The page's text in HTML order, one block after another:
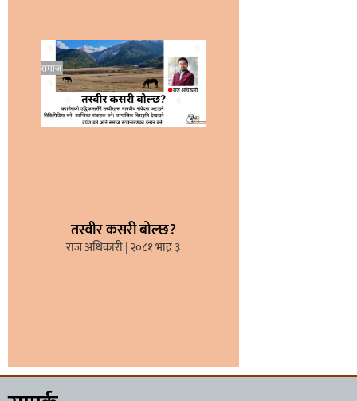
तस्वीर कसरी बोल्छ?
राज अधिकारी २०८१ भाद्र ३